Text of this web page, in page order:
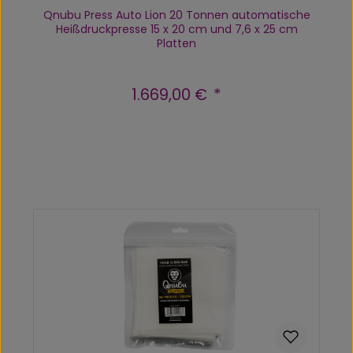
Qnubu Press Auto Lion 20 Tonnen automatische
Heißdruckpresse 15 x 20 cm und 7,6 x 25 cm
Platten
Regulärer Preis:
1.669,00 €